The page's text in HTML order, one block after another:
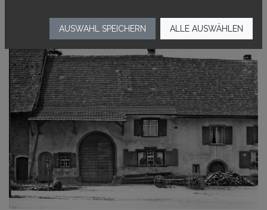
AUSWAHL SPEICHERN ALLE AUSWÄHLEN